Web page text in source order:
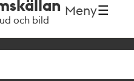
och bild
Meny